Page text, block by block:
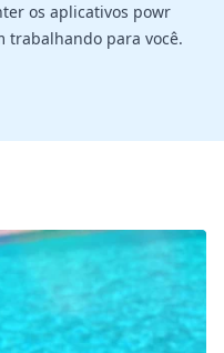
os aplicativos powr
trabalhando para você.